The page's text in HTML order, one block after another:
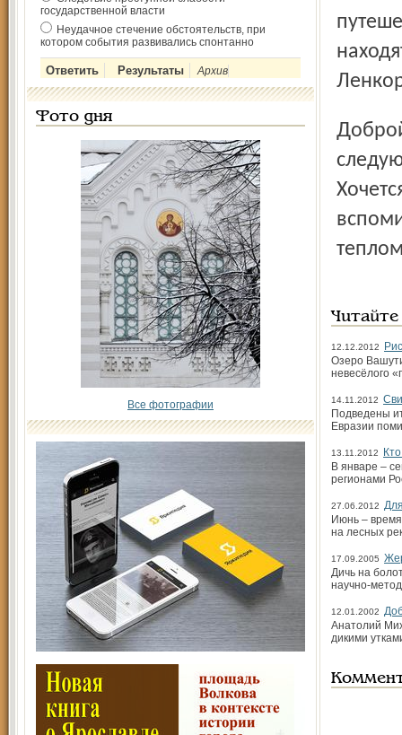
государственной власти
Неудачное стечение обстоятельств, при
котором события развивались спонтанно
Архив
Фото дня
Все фотографии
Доброй вам дороги, дорогие птицы! Прилетайте
12.12.2012
Озеро
невесёлого
14.11.2012
Подведены
Евразии
13.11.2012
В январе –
регионами
27.06.2012
Июнь –
на лесных
17.09.2005
Дичь на
научно-
12.01.2002
Анатолий
дикими